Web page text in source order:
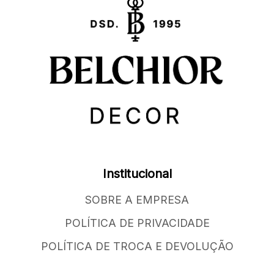
Institucional
SOBRE A EMPRESA
POLÍTICA DE PRIVACIDADE
POLÍTICA DE TROCA E DEVOLUÇÃO